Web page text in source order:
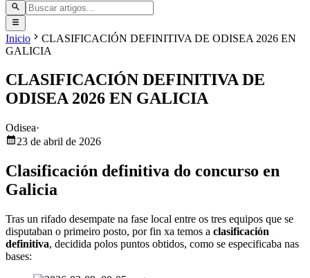
Inicio
CLASIFICACIÓN DEFINITIVA DE ODISEA 2026 EN
GALICIA
CLASIFICACIÓN DEFINITIVA DE
ODISEA 2026 EN GALICIA
Odisea·
23 de abril de 2026
Clasificación definitiva do concurso en
Galicia
Tras un rifado desempate na fase local entre os tres equipos que se
disputaban o primeiro posto, por fin xa temos a clasificación
definitiva, decidida polos puntos obtidos, como se especificaba nas
bases: